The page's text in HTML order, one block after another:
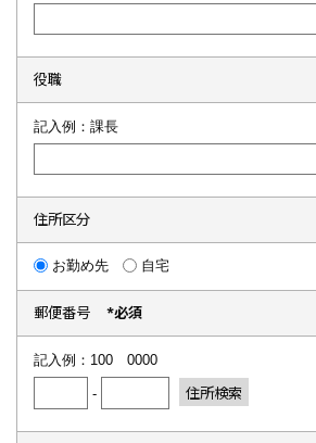
役職
記入例：課長
住所区分
お勤め先 自宅
郵便番号 *必須
記入例：100 0000
- 住所検索